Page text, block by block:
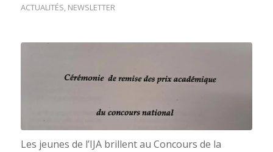
ACTUALITÉS, NEWSLETTER
Les jeunes de l’IJA brillent au Concours de la